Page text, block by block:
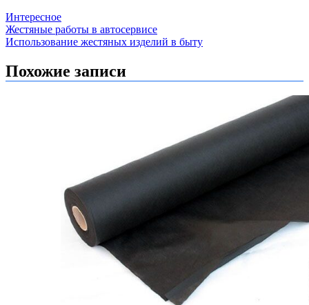
Интересное
Навигация
по
записям
Жестяные работы в автосервисе
Использование жестяных изделий в быту
Похожие записи